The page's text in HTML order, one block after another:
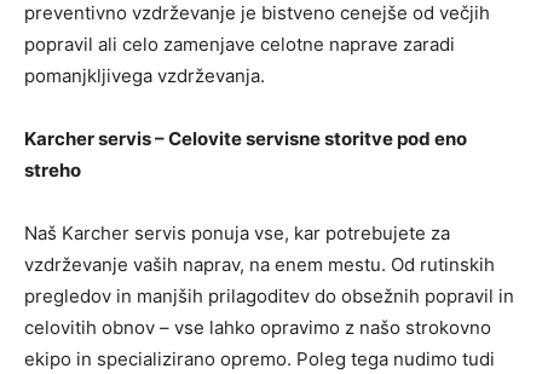
preventivno vzdrževanje je bistveno cenejše od večjih
popravil ali celo zamenjave celotne naprave zaradi
pomanjkljivega vzdrževanja.
Karcher servis – Celovite servisne storitve pod eno
streho
Naš Karcher servis ponuja vse, kar potrebujete za
vzdrževanje vaših naprav, na enem mestu. Od rutinskih
pregledov in manjših prilagoditev do obsežnih popravil in
celovitih obnov – vse lahko opravimo z našo strokovno
ekipo in specializirano opremo. Poleg tega nudimo tudi